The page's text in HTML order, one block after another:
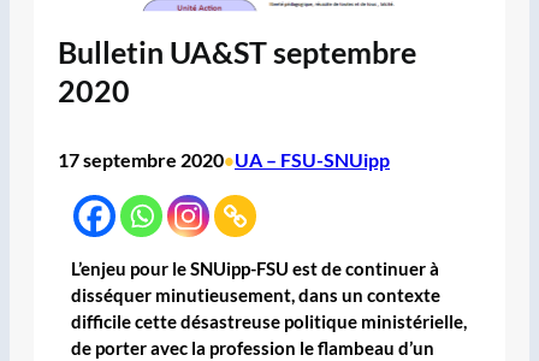
Bulletin UA&ST septembre
2020
17 septembre 2020•UA – FSU-SNUipp
L’enjeu pour le SNUipp-FSU est de continuer à
disséquer minutieusement, dans un contexte
difficile cette désastreuse politique ministérielle,
de porter avec la profession le flambeau d’un